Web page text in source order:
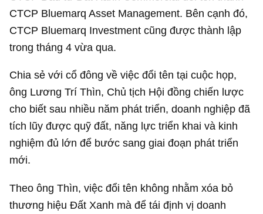
CTCP Bluemarq Asset Management. Bên cạnh đó,
CTCP Bluemarq Investment cũng được thành lập
trong tháng 4 vừa qua.
Chia sẻ với cổ đông về việc đổi tên tại cuộc họp,
ông Lương Trí Thìn, Chủ tịch Hội đồng chiến lược
cho biết sau nhiều năm phát triển, doanh nghiệp đã
tích lũy được quỹ đất, năng lực triển khai và kinh
nghiệm đủ lớn để bước sang giai đoạn phát triển
mới.
Theo ông Thìn, việc đổi tên không nhằm xóa bỏ
thương hiệu Đất Xanh mà để tái định vị doanh